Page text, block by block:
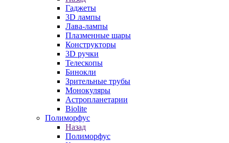
Гаджеты
3D лампы
Лава-лампы
Плазменные шары
Конструкторы
3D ручки
Телескопы
Бинокли
Зрительные трубы
Монокуляры
Астропланетарии
Biolite
Полиморфус
Назад
Полиморфус